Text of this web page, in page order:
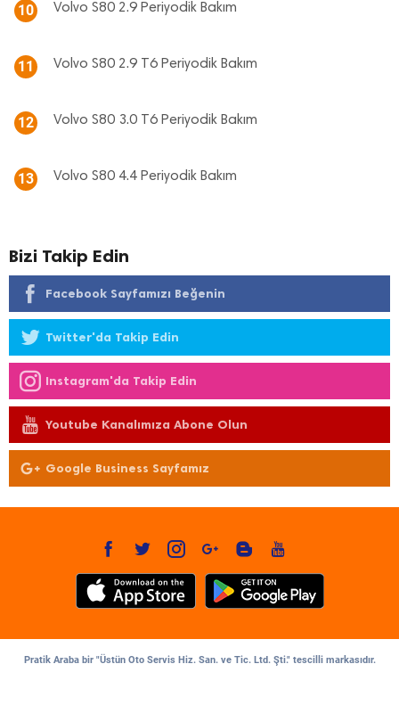
10 Volvo S80 2.9 Periyodik Bakım
11 Volvo S80 2.9 T6 Periyodik Bakım
12 Volvo S80 3.0 T6 Periyodik Bakım
13 Volvo S80 4.4 Periyodik Bakım
Bizi Takip Edin
Facebook Sayfamızı Beğenin
Twitter'da Takip Edin
Instagram'da Takip Edin
Youtube Kanalımıza Abone Olun
Google Business Sayfamız
Pratik Araba bir "Üstün Oto Servis Hiz. San. ve Tic. Ltd. Şti." tescilli markasıdır.